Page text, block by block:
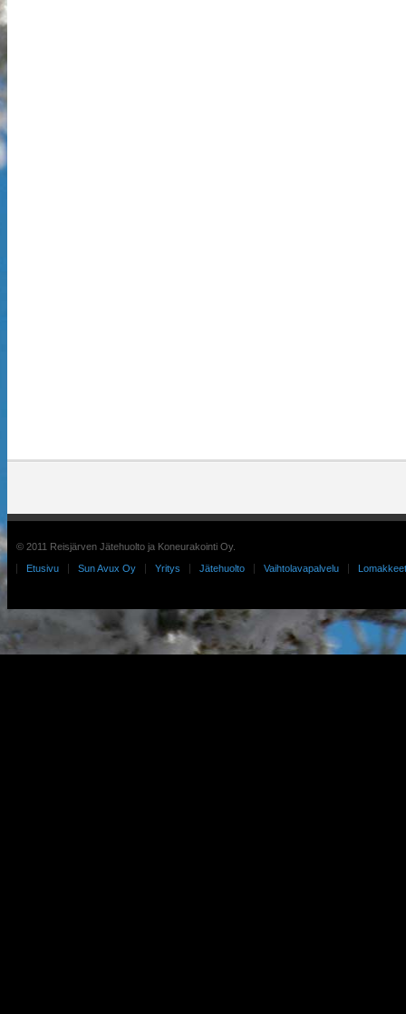
© 2011 Reisjärven Jätehuolto ja Koneurakointi Oy.
Etusivu
Sun Avux Oy Yritys Jätehuolto Vaihtolavapalvelu Lomakkeet